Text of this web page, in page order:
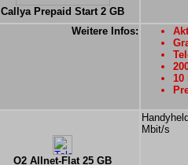
Callya Prepaid Start 2 GB
Weitere Infos:
10
O2 Allnet-Flat 25 GB
Mbit/s